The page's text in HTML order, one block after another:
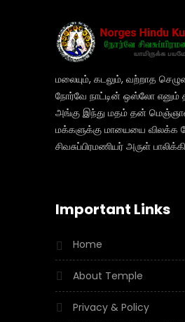
மலையும், கடலும், வற்றாத
நோர்வே நாட்டின் ஒஸ்லோ எனும்
அங்கு இந்து மதம் தன்
மக்களுக்கு மாயையை விலக்க
சிவசுப்பிரமணியர் அருள்
Important Links
Home
About Temple
Privacy & Policy